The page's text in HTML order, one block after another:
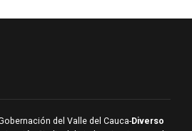
del Valle del Cauca-Diverso